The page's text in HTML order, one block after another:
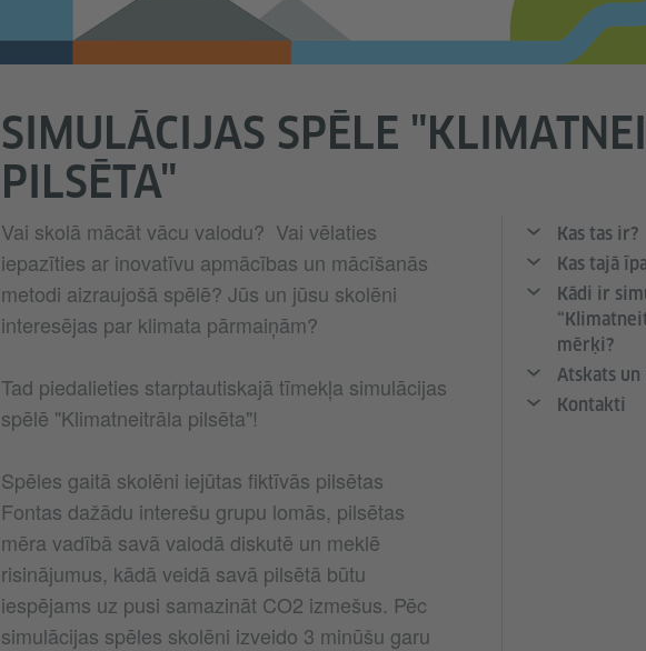
SIMULĀCIJAS SPĒLE
PILSĒTA"
Vai skolā mācāt vācu valodu? Vai vēlaties
iepazīties ar inovatīvu apmācības un mācīšanās
metodi aizraujošā spēlē? Jūs un jūsu skolēni
interesējas par klimata pārmaiņām?
Tad piedalieties starptautiskajā tīmekļa simulācijas
spēlē "Klimatneitrāla pilsēta"!
Spēles gaitā skolēni iejūtas fiktīvās pilsētas
Fontas dažādu interešu grupu lomās, pilsētas
mēra vadībā savā valodā diskutē un meklē
risinājumus, kādā veidā savā pilsētā būtu
iespējams uz pusi samazināt CO2 izmešus. Pēc
simulācijas spēles skolēni izveido 3 minūšu garu
Kas tas ir?
Kas tajā
Kādi ir
mērķi?
Atskats
Kontakti